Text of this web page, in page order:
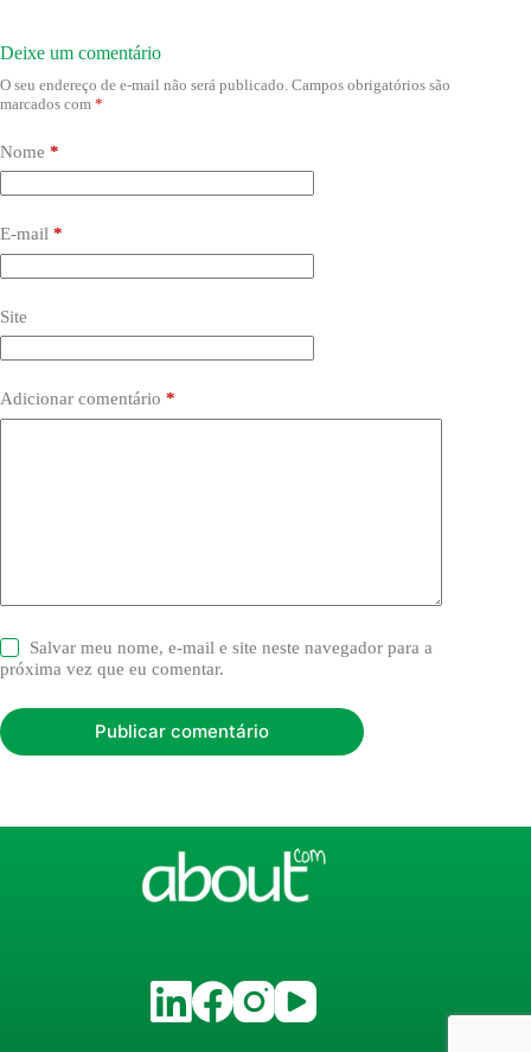
Deixe um comentário
O seu endereço de e-mail não será publicado. Campos obrigatórios são
marcados com *
Nome *
E-mail *
Site
Adicionar comentário *
Salvar meu nome, e-mail e site neste navegador para a
próxima vez que eu comentar.
Publicar comentário